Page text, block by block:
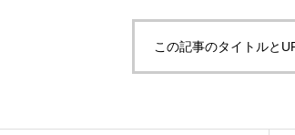
この記事のタイトルと